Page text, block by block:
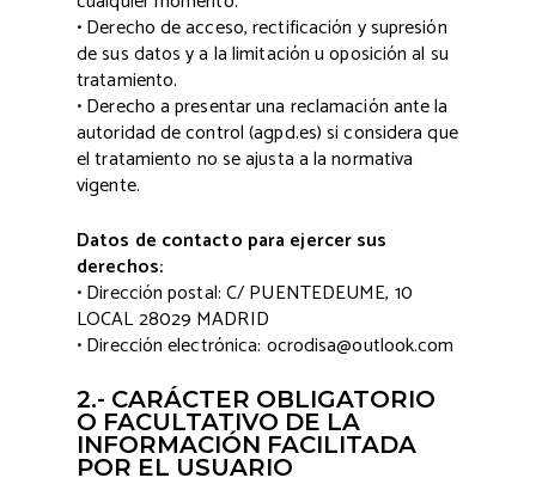
• Derecho de acceso, rectificación y supresión
de sus datos y a la limitación u oposición al su
tratamiento.
• Derecho a presentar una reclamación ante la
autoridad de control (agpd.es) si considera que
el tratamiento no se ajusta a la normativa
vigente.
Datos de contacto para ejercer sus
derechos:
• Dirección postal: C/ PUENTEDEUME, 10
LOCAL 28029 MADRID
• Dirección electrónica: ocrodisa@outlook.com
2.- CARÁCTER OBLIGATORIO
O FACULTATIVO DE LA
INFORMACIÓN FACILITADA
POR EL USUARIO